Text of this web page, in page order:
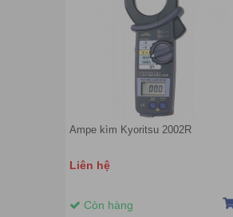
Ampe kìm Kyoritsu 2002R
Liên hệ
Còn hàng